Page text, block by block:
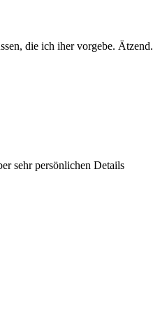
die ich iher vorgebe. Ätzend.
sehr persönlichen Details